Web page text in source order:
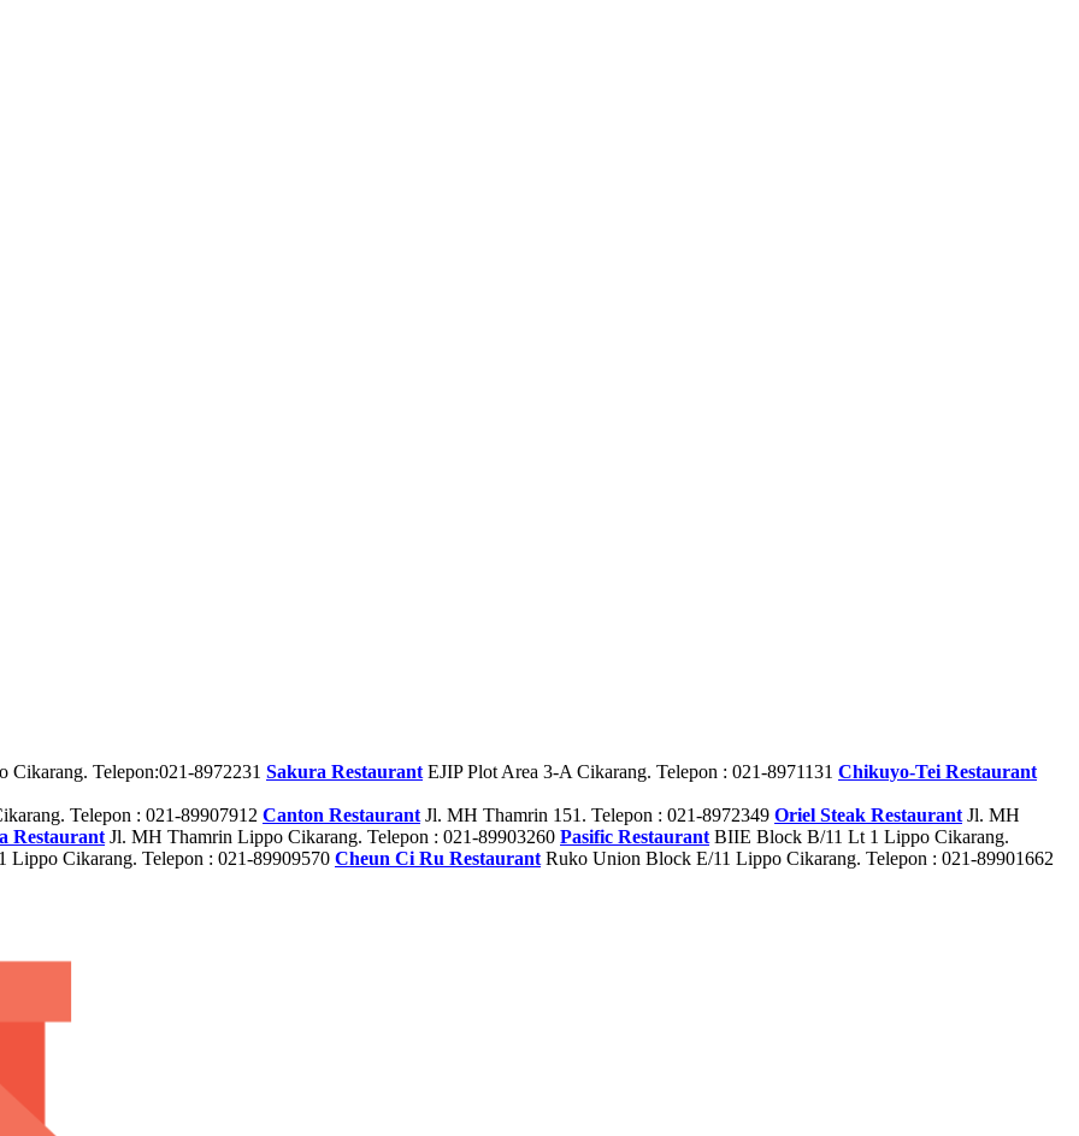
Telepon:021-8972231 Sakura Restaurant EJIP Plot Area 3-A Cikarang. Telepon : 021-8971131 Chikuyo-Tei Restaurant
Telepon : 021-89907912 Canton Restaurant Jl. MH Thamrin 151. Telepon : 021-8972349 Oriel Steak Restaurant Jl. MH
Restaurant Jl. MH Thamrin Lippo Cikarang. Telepon : 021-89903260 Pasific Restaurant BIIE Block B/11 Lt 1 Lippo Cikarang.
Cikarang. Telepon : 021-89909570 Cheun Ci Ru Restaurant Ruko Union Block E/11 Lippo Cikarang. Telepon : 021-89901662